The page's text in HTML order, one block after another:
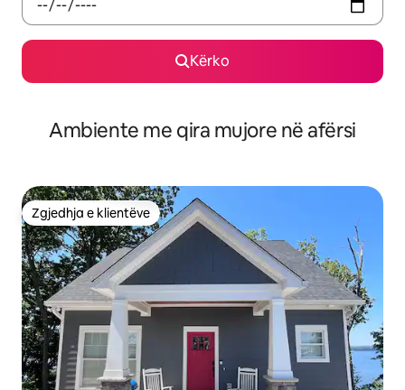
Kërko
Ambiente me qira mujore në afërsi
Zgjedhja e klientëve
Zgjedhja e klientëve